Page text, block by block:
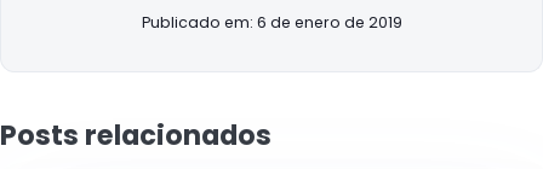
Publicado em: 6 de enero de 2019
Posts relacionados